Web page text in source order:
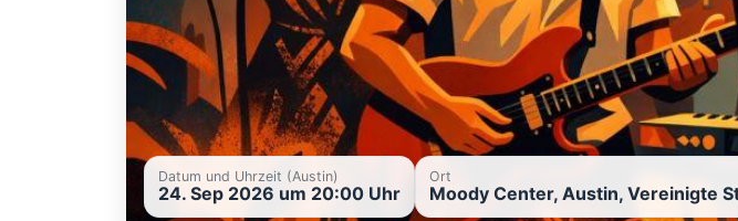
Datum und Uhrzeit (Austin)
24. Sep 2026 um 20:00 Uhr
Ort
Moody Center, Austin, Vereinigte